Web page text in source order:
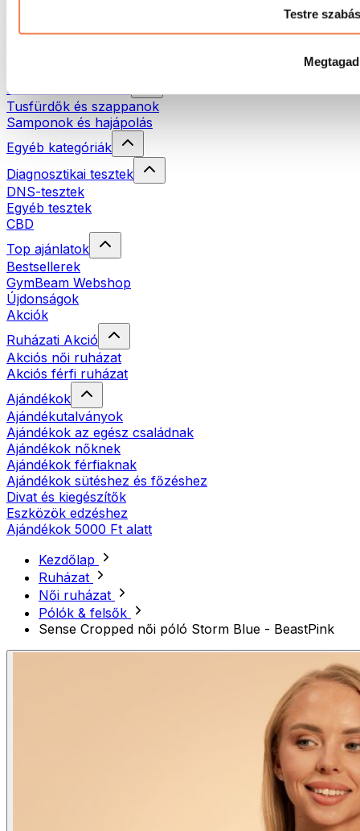
Testre szabás
Megtagad
Öko háztartás
Natúrkozmetikumok
Tusfürdők és szappanok
Samponok és hajápolás
Egyéb kategóriák
Diagnosztikai tesztek
DNS-tesztek
Egyéb tesztek
CBD
Top ajánlatok
Bestsellerek
GymBeam Webshop
Újdonságok
Akciók
Ruházati Akció
Akciós női ruházat
Akciós férfi ruházat
Ajándékok
Ajándékutalványok
Ajándékok az egész családnak
Ajándékok nőknek
Ajándékok férfiaknak
Ajándékok sütéshez és főzéshez
Divat és kiegészítők
Eszközök edzéshez
Ajándékok 5000 Ft alatt
Kezdőlap
Ruházat
Női ruházat
Pólók & felsők
Sense Cropped női póló Storm Blue - BeastPink